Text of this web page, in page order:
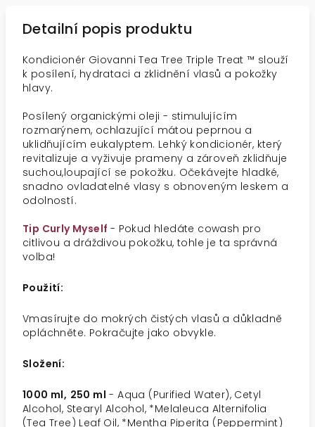
Detailní popis produktu
Kondicionér Giovanni Tea Tree Triple Treat ™ slouží
k posílení, hydrataci a zklidnění vlasů a pokožky
hlavy.
Posílený organickými oleji - stimulujícím
rozmarýnem, ochlazující mátou peprnou a
uklidňujícím eukalyptem. Lehký kondicionér, který
revitalizuje a vyživuje prameny a zároveň zklidňuje
suchou,loupající se pokožku. Očekávejte hladké,
snadno ovladatelné vlasy s obnoveným leskem a
odolností.
Tip Curly Myself - Pokud hledáte cowash pro
citlivou a dráždivou pokožku, tohle je ta správná
volba!
Použití:
Vmasírujte do mokrých čistých vlasů a důkladně
opláchněte. Pokračujte jako obvykle.
Složení:
1000 ml, 250 ml - Aqua (Purified Water), Cetyl
Alcohol, Stearyl Alcohol, *Melaleuca Alternifolia
(Tea Tree) Leaf Oil, *Mentha Piperita (Peppermint)